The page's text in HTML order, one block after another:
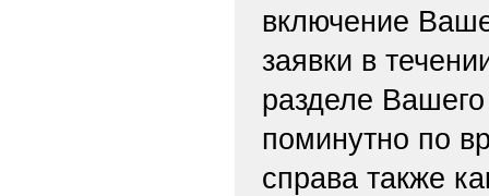
включение
заявки в
разделе
поминутно по
справа также